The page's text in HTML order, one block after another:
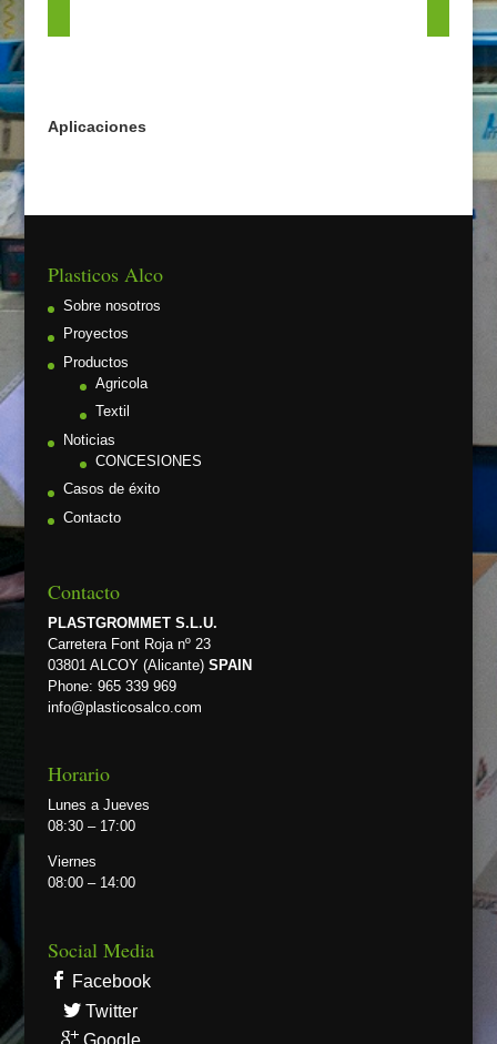
Aplicaciones
Plasticos Alco
Sobre nosotros
Proyectos
Productos
Agricola
Textil
Noticias
CONCESIONES
Casos de éxito
Contacto
Contacto
PLASTGROMMET S.L.U.
Carretera Font Roja nº 23
03801 ALCOY (Alicante) SPAIN
Phone: 965 339 969
info@plasticosalco.com
Horario
Lunes a Jueves
08:30 – 17:00
Viernes
08:00 – 14:00
Social Media
Facebook
Twitter